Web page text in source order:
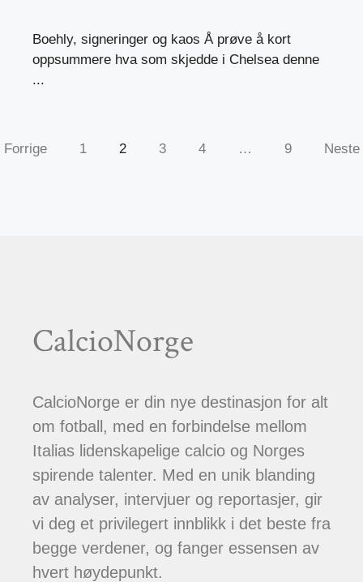
Boehly, signeringer og kaos Å prøve å kort
oppsummere hva som skjedde i Chelsea denne
...
Forrige 1 2 3 4 … 9 Neste
CalcioNorge
CalcioNorge er din nye destinasjon for alt
om fotball, med en forbindelse mellom
Italias lidenskapelige calcio og Norges
spirende talenter. Med en unik blanding
av analyser, intervjuer og reportasjer, gir
vi deg et privilegert innblikk i det beste fra
begge verdener, og fanger essensen av
hvert høydepunkt.